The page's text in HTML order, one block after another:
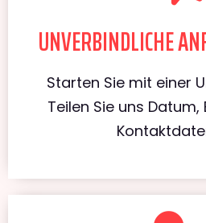
UNVERBINDLICHE
Starten Sie mit einer
Teilen Sie uns